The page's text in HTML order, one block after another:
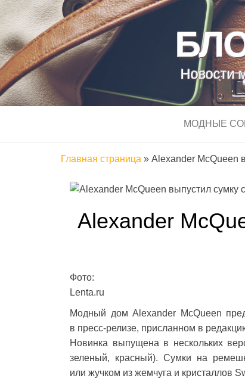
Новости
МОДНЫЕ
Главная страница » Alexander McQueen
Alexander
Фото:
Lenta.ru
Модный дом Alexander McQueen
в пресс-релизе, присланном в
Новинка выпущена в нескольких
зеленый, красный). Сумки на
или жучком из жемчуга и кристаллов